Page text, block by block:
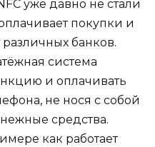
уже давно не стали
покупки и
банков.
система
и оплачивать
не нося с собой
средства.
как работает